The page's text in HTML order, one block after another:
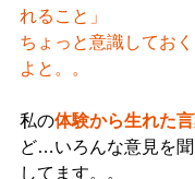
れること」
ちょっと意識してお
よと。。
私の体験から生れた
ど…いろんな意見を
してます。。